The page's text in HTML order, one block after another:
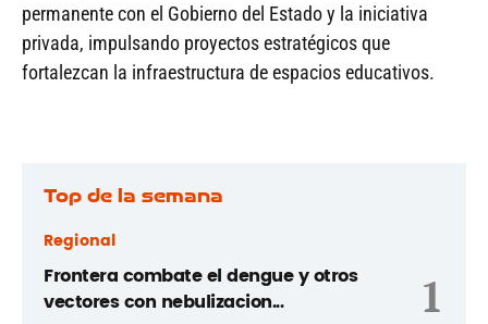
permanente con el Gobierno del Estado y la iniciativa
privada, impulsando proyectos estratégicos que
fortalezcan la infraestructura de espacios educativos.
Top de la semana
Regional
Frontera combate el dengue y otros
vectores con nebulizacion...
1